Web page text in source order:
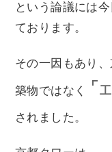
という論議には
ております。
その一因もあり
築物ではなく
されました。